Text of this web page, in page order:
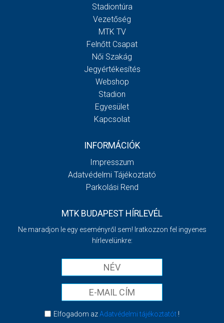
Stadiontúra
Vezetőség
MTK TV
Felnőtt Csapat
Női Szakág
Jegyértékesítés
Webshop
Stadion
Egyesület
Kapcsolat
INFORMÁCIÓK
Impresszum
Adatvédelmi Tájékoztató
Parkolási Rend
MTK BUDAPEST HÍRLEVÉL
Ne maradjon le egy eseményről sem! Iratkozzon fel ingyenes
hírlevelünkre:
Elfogadom azAdatvédelmi tájékoztatót!